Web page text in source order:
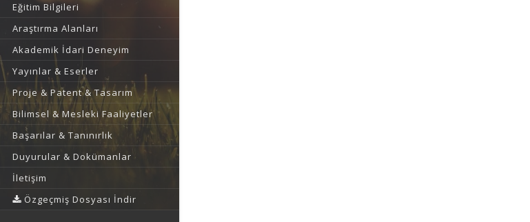
Eğitim Bilgileri
Araştırma Alanları
Akademik İdari Deneyim
Yayınlar & Eserler
Proje & Patent & Tasarım
Bilimsel & Mesleki Faaliyetler
Başarılar & Tanınırlık
Duyurular & Dokümanlar
İletişim
Özgeçmiş Dosyası İndir